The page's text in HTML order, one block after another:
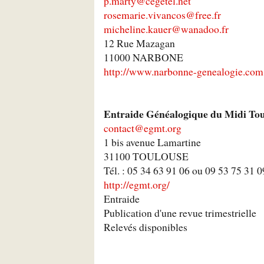
rosemarie.vivancos@free.fr
micheline.kauer@wanadoo.fr
12 Rue Mazagan
11000 NARBONE
http://www.narbonne-genealogie.com
Entraide Généalogique du Midi
contact@egmt.org
1 bis avenue Lamartine
31100 TOULOUSE
Tél. : 05 34 63 91 06 ou 09 53 75 31
http://egmt.org/
Entraide
Publication d'une revue trimestrielle
Relevés disponibles